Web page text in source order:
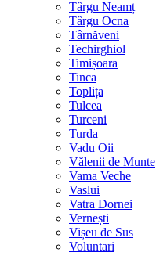
Târgu Neamț
Târgu Ocna
Târnăveni
Techirghiol
Timișoara
Tinca
Toplița
Tulcea
Turceni
Turda
Vadu Oii
Vălenii de Munte
Vama Veche
Vaslui
Vatra Dornei
Vernești
Vișeu de Sus
Voluntari